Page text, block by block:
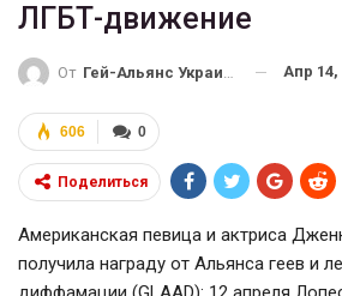
ЛГБТ-движение
От Гей-Альянс Украина Апр 14,
0
606
Поделиться
Американская певица и актриса
получила награду от Альянса геев и